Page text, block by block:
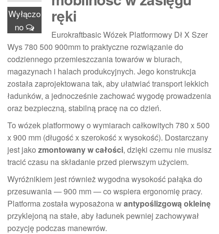
Wyłączo
no
ręki
Eurokraftbasic Wózek Platformowy Dł X Szer
Wys 780 500 900mm to praktyczne rozwiązanie do
codziennego przemieszczania towarów w biurach,
magazynach i halach produkcyjnych. Jego konstrukcja
została zaprojektowana tak, aby ułatwiać transport lekkich
ładunków, a jednocześnie zachować wygodę prowadzenia
oraz bezpieczną, stabilną pracę na co dzień.
To wózek platformowy o wymiarach całkowitych 780 x 500
x 900 mm (długość x szerokość x wysokość). Dostarczany
jest jako zmontowany w całości, dzięki czemu nie musisz
tracić czasu na składanie przed pierwszym użyciem.
Wyróżnikiem jest również wygodna wysokość pałąka do
przesuwania — 900 mm — co wspiera ergonomię pracy.
Platforma została wyposażona wantypoślizgową okleinę
przyklejoną na stałe, aby ładunek pewniej zachowywał
pozycję podczas manewrów.